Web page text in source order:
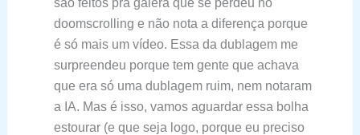
doomscrolling e não nota a diferença porque
é só mais um vídeo. Essa da dublagem me
surpreendeu porque tem gente que achava
que era só uma dublagem ruim, nem notaram
a IA. Mas é isso, vamos aguardar essa bolha
estourar (e que seja logo, porque eu preciso